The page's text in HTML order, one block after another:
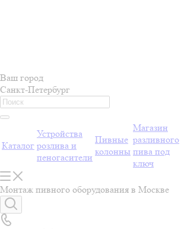
Ваш город
Санкт-Петербург
Каталог
Устройства
розлива и
пеногасители
Пивные
колонны
Магазин
разливного
пива под
ключ
Монтаж пивного оборудования в Москве